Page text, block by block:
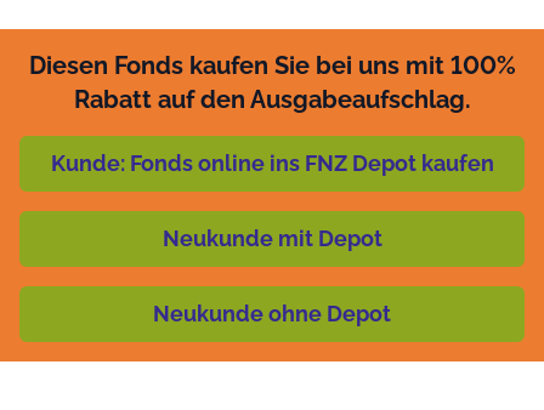
Diesen Fonds kaufen Sie bei uns mit 100%
Rabatt auf den Ausgabeaufschlag.
Kunde: Fonds online ins FNZ Depot kaufen
Neukunde mit Depot
Neukunde ohne Depot